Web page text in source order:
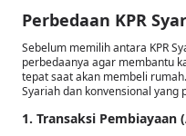
Perbedaan KPR
Sebelum memilih antara KPR
perbedaanya agar membantu
tepat saat akan membeli
Syariah dan konvensional yang
1. Transaksi Pembiayaan